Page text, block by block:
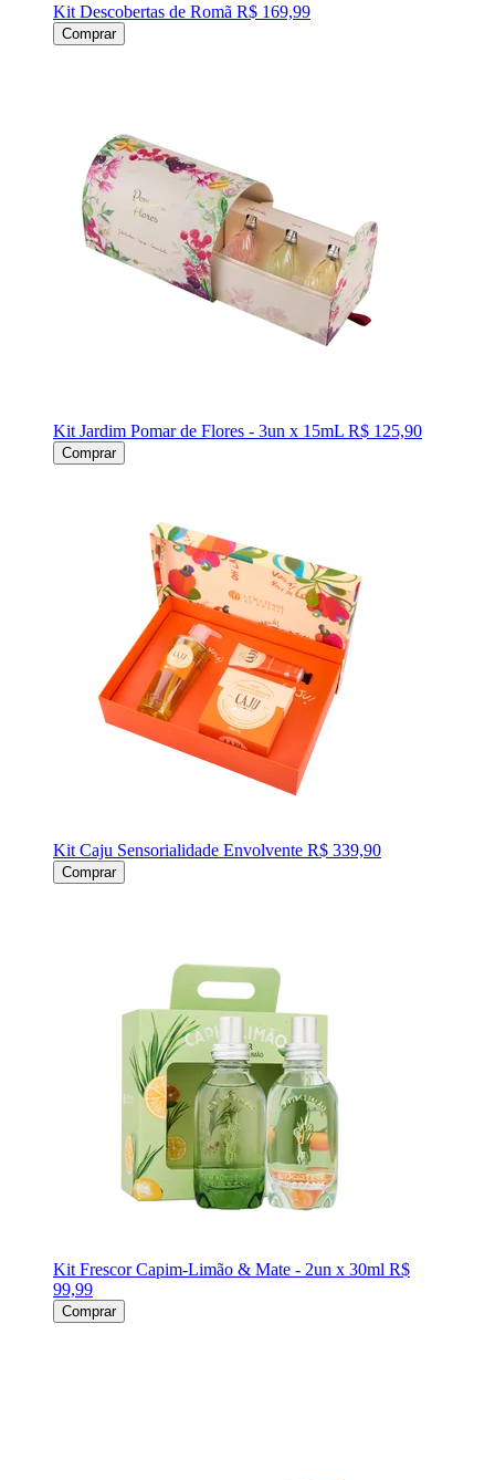
Kit Descobertas de Romã R$ 169,99
Comprar
Kit Jardim Pomar de Flores - 3un x 15mL R$ 125,90
Comprar
Kit Caju Sensorialidade Envolvente R$ 339,90
Comprar
Kit Frescor Capim-Limão & Mate - 2un x 30ml R$
99,99
Comprar